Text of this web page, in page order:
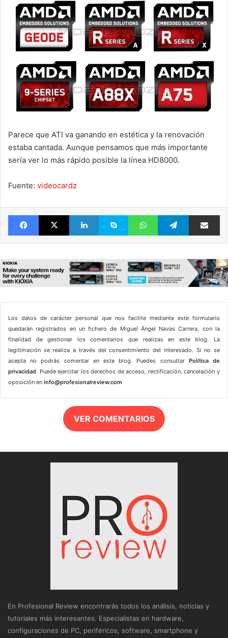
Parece que ATI va ganando en estética y la renovación
estaba cantada. Aunque pensamos que más importante
sería ver lo más rápido posible la línea HD8000.
Fuente: videocardz
FacebookX LinkedIn Skype WhatsAppTelegram
Los datos de carácter personal que nos facilite mediante este formulario
quedarán registrados en un fichero de Miguel Ángel Navas Carrera, con la
finalidad de gestionar los comentarios que realizas en este blog. La
legitimación se realiza a través del consentimiento del interesado. Si no se
acepta no podrás comentar en este blog. Puedes consultar Política de
privacidad. Puede ejercitar los derechos de acceso, rectificación, cancelación y
oposición en info@profesionalreview.com
VER COMENTARIOS
En Profesional Review encontrarás todos los análisis, noticias y
tutoriales más interesantes. Especialistas en hardware,
configuraciones de PC, periféricos, software, smartphone y